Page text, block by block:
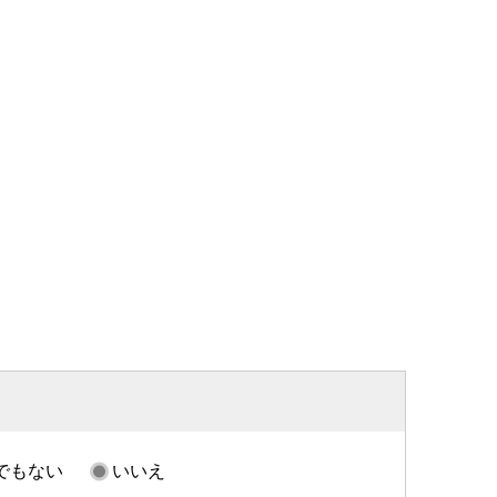
もない いいえ